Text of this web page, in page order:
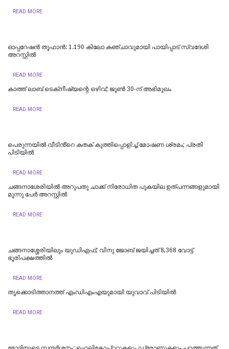
READ MORE
ഓപ്പറേഷൻ തൂഫാൻ: 1.190 കിലോ കഞ്ചാവുമായി പായിപ്പാട് സ്വദേശി
അറസ്റ്റിൽ
READ MORE
കാത്ത് ലാബ് ടെക്‌നീഷ്യന്റെ ഒഴിവ്; ജൂണ്‍ 30-ന് അഭിമുഖം
READ MORE
പെരുന്നയിൽ വീടിൻ്റെ കതക് കുത്തിപ്പൊളിച്ച് മോഷണ ശ്രമം; പ്രതി
പിടിയിൽ
READ MORE
ച​ങ്ങ​നാ​ശേ​രി​യി​ല്‍ അ​റു​പ​തു ചാ​ക്ക് നി​രോ​ധി​ത പു​ക​യി​ല ഉ​ത്പ​ന്ന​ങ്ങ​ളുമായി
മൂന്നു പേ​ർ അ​റ​സ്റ്റി​ൽ
READ MORE
ചങ്ങനാശ്ശേരിയിലും യുഡിഎഫ്; വിനു ജോബ് ജയിച്ചത് 8,368 വോട്ട്
ഭൂരിപക്ഷത്തില്‍
READ MORE
തൃക്കൊടിത്താനത്ത് എംഡിഎംഎയുമായി യുവാവ് പിടിയിൽ
READ MORE